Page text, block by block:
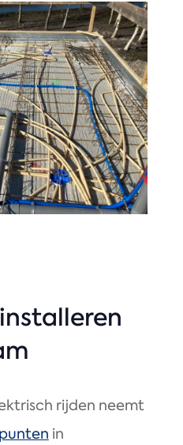
rijden neemt
in